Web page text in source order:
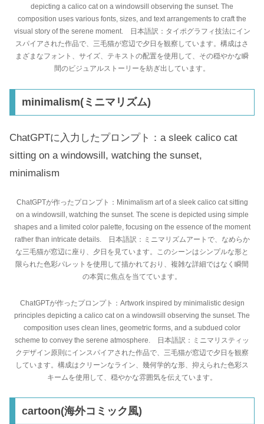
depicting a calico cat on a windowsill observing the sunset. The
composition uses various fonts, sizes, and text arrangements to craft the
visual story of the serene moment. 日本語訳：タイポグラフィ技法にイン
スパイアされた作品で、三毛猫が窓辺で夕日を観察しています。構成はさ
まざまなフォント、サイズ、テキストの配置を使用して、その穏やかな瞬
間のビジュアルストーリーを紡ぎ出しています。
minimalism(ミニマリズム)
ChatGPTに入力したプロンプト：a sleek calico cat
sitting on a windowsill, watching the sunset,
minimalism
ChatGPTが作ったプロンプト：Minimalism art of a sleek calico cat sitting
on a windowsill, watching the sunset. The scene is depicted using simple
shapes and a limited color palette, focusing on the essence of the moment
rather than intricate details. 日本語訳：ミニマリズムアートで、なめらか
な三毛猫が窓辺に座り、夕日を見ています。このシーンはシンプルな形と
限られた色彩パレットを使用して描かれており、複雑な詳細ではなく瞬間
の本質に焦点を当てています。
ChatGPTが作ったプロンプト：Artwork inspired by minimalistic design
principles depicting a calico cat on a windowsill observing the sunset. The
composition uses clean lines, geometric forms, and a subdued color
scheme to convey the serene atmosphere. 日本語訳：ミニマリスティッ
クデザイン原則にインスパイアされた作品で、三毛猫が窓辺で夕日を観察
しています。構成はクリーンなライン、幾何学的な形、抑えられた色彩ス
キームを使用して、穏やかな雰囲気を伝えています。
cartoon(海外コミック風)